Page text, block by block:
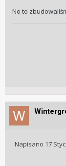
No to
Napisano 17